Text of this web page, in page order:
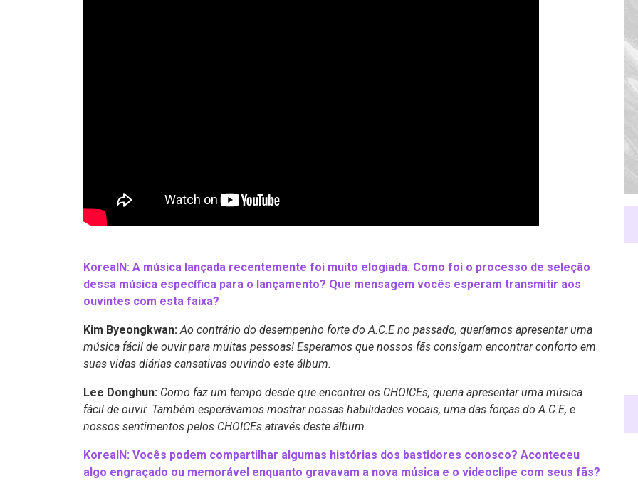
KoreaIN: A música lançada recentemente foi muito elogiada. Como foi o processo de seleção
dessa música específica para o lançamento? Que mensagem vocês esperam transmitir aos
ouvintes com esta faixa?
Kim Byeongkwan:Ao contrário do desempenho forte do A.C.E no passado, queríamos apresentar uma
música fácil de ouvir para muitas pessoas! Esperamos que nossos fãs consigam encontrar conforto em
suas vidas diárias cansativas ouvindo este álbum.
Lee Donghun: Como faz um tempo desde que encontrei os CHOICEs, queria apresentar uma música
fácil de ouvir. Também esperávamos mostrar nossas habilidades vocais, uma das forças do A.C.E, e
nossos sentimentos pelos CHOICEs através deste álbum.
KoreaIN: Vocês podem compartilhar algumas histórias dos bastidores conosco? Aconteceu
algo engraçado ou memorável enquanto gravavam a nova música e o videoclipe com seus fãs?